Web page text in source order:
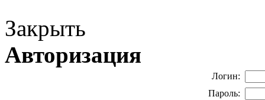
Закрыть
Авторизация
Логин:
Пароль: